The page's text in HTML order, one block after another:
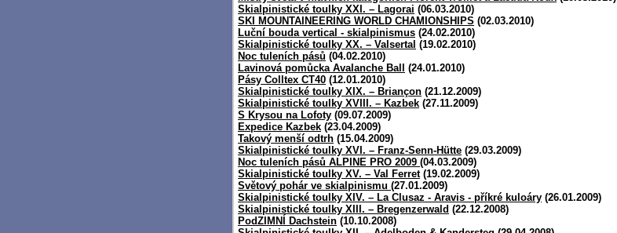
Skialpinistické toulky XXI. – Lagorai (06.03.2010)
SKI MOUNTAINEERING WORLD CHAMIONSHIPS (02.03.2010)
Luční bouda vertical - skialpinismus (24.02.2010)
Skialpinistické toulky XX. – Valsertal (19.02.2010)
Noc tuleních pásů (04.02.2010)
Lavinová pomůcka Avalanche Ball
(24.01.2010)
Pásy Colltex CT40 (12.01.2010)
Skialpinistické toulky XIX. – Briançon (21.12.2009)
Skialpinistické toulky XVIII. – Kazbek (27.11.2009)
S Krysou na Lofoty (09.07.2009)
Expedice Kazbek (23.04.2009)
Takový menší odtrh (15.04.2009)
Skialpinistické toulky XVI. – Franz-Senn-Hütte (29.03.2009)
Noc tuleních pásů ALPINE PRO 2009 (04.03.2009)
Skialpinistické toulky XV. – Val Ferret(19.02.2009)
Světový pohár ve skialpinismu (27.01.2009)
Skialpinistické toulky XIV. – La Clusaz - Aravis - příkré kuloáry (26.01.2009)
Skialpinistické toulky XIII. – Bregenzerwald (22.12.2008)
PodZIMNÍ Dachstein (10.10.2008)